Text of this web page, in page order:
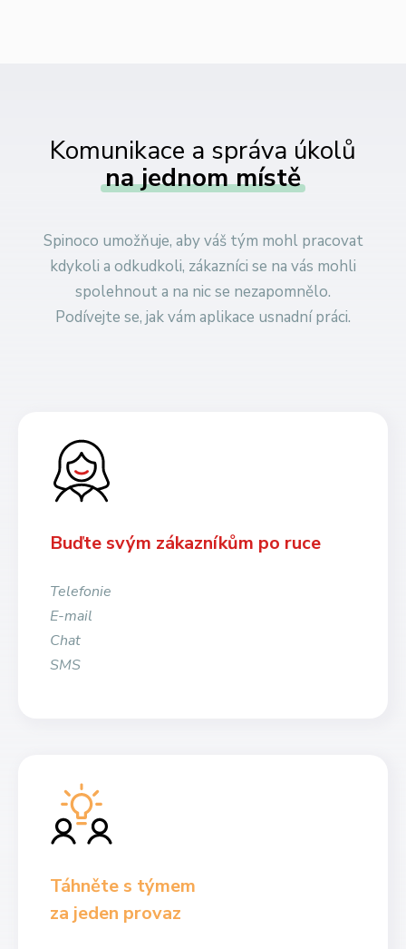
Komunikace a správa úkolů
na jednom místě
Spinoco umožňuje, aby váš tým mohl pracovat
kdykoli a odkudkoli, zákazníci se na vás mohli
spolehnout a na nic se nezapomnělo.
Podívejte se, jak vám aplikace usnadní práci.
Buďte svým zákazníkům po ruce
Telefonie
E-mail
Chat
SMS
Táhněte s týmem
za jeden provaz